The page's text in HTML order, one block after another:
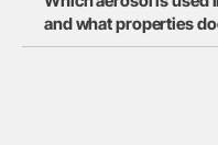
and what properties